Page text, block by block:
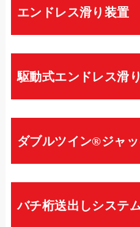
エンドレス滑り装置
駆動式エンドレス滑
ダブルツイン®ジャ
バチ桁送出しシステ